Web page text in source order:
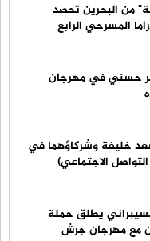
من البحرين تحصد
المسرحي الرابع
حسني في مهرجان
خليفة وشركاؤهما في
الاجتماعي)
يطلق حملة
مع مهرجان جرش